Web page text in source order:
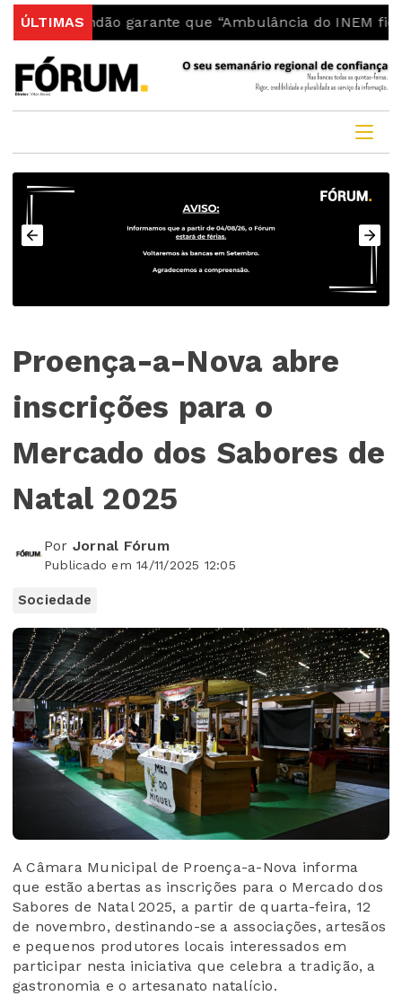
ÚLTIMAS
garante que “Ambulância do INEM fica no
Proença-a-Nova abre
inscrições para o
Mercado dos Sabores de
Natal 2025
Por Jornal Fórum
Publicado em 14/11/2025 12:05
Sociedade
A Câmara Municipal de Proença-a-Nova informa
que estão abertas as inscrições para o Mercado dos
Sabores de Natal 2025, a partir de quarta-feira, 12
de novembro, destinando-se a associações, artesãos
e pequenos produtores locais interessados em
participar nesta iniciativa que celebra a tradição, a
gastronomia e o artesanato natalício.